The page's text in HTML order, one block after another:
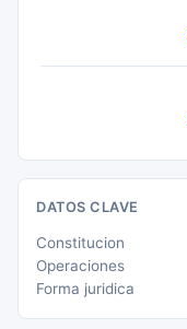
DATOS CLAVE
Constitucion
Operaciones
Forma juridica